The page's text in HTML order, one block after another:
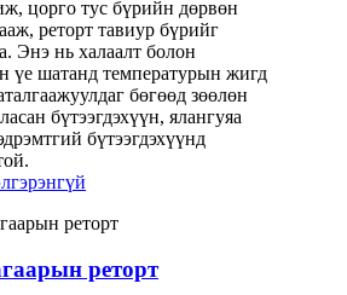
цорго тус бүрийн дөрвөн
реторт тавиур бүрийг
Энэ нь халаалт болон
үе шатанд температурын жигд
бөгөөд зөөлөн
бүтээгдэхүүн, ялангуяа
бүтээгдэхүүнд
реторт